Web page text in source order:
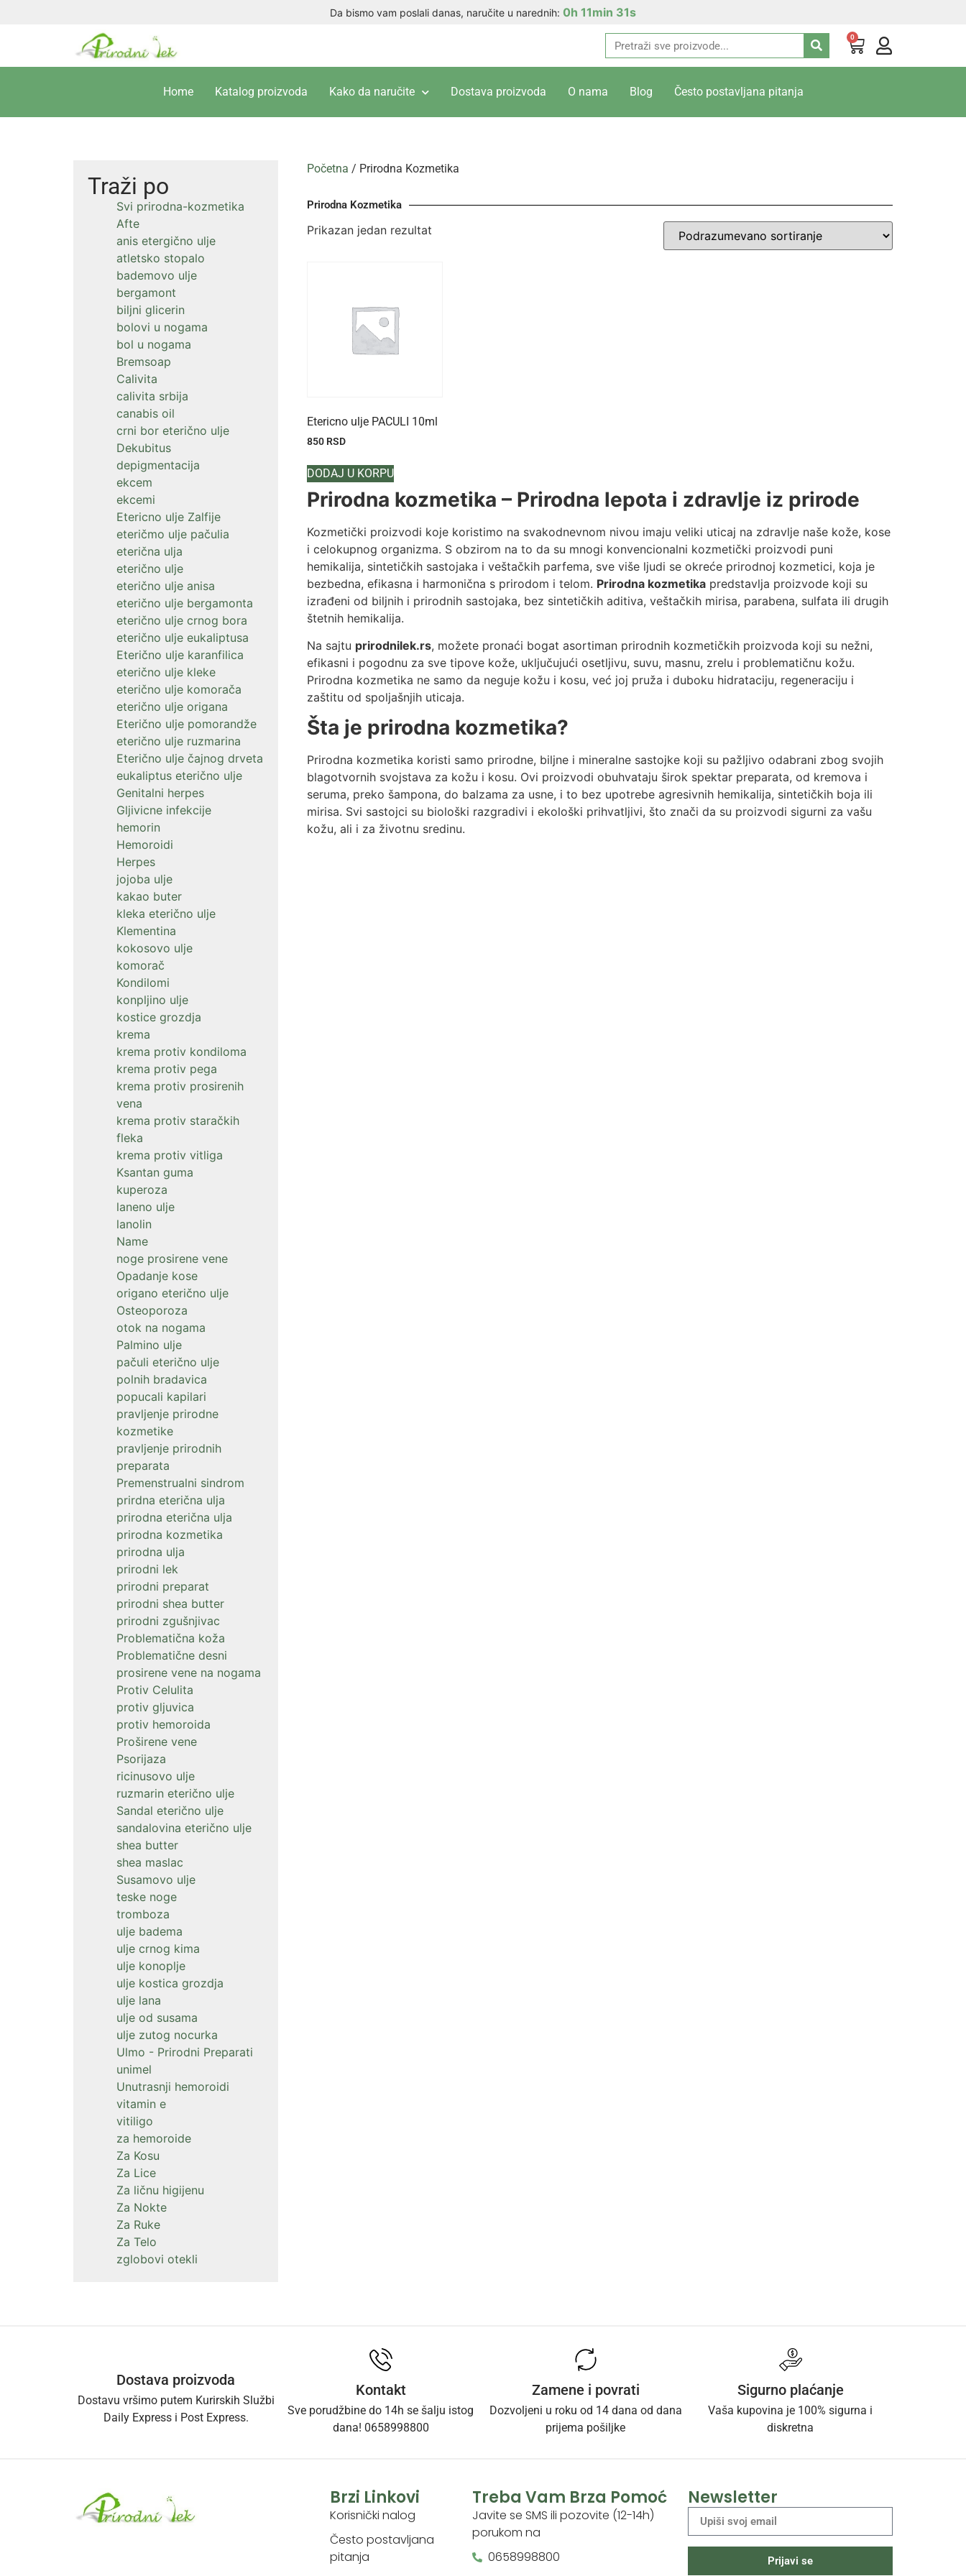
Da bismo vam poslali danas, naručite u narednih: 0h 11min 31s
0
Home Katalog proizvoda Kako da naručite Dostava proizvoda O nama Blog Često postavljana pitanja
Traži po
Svi prirodna-kozmetika
Afte
anis etergično ulje
atletsko stopalo
bademovo ulje
bergamont
biljni glicerin
bolovi u nogama
bol u nogama
Bremsoap
Calivita
calivita srbija
canabis oil
crni bor eterično ulje
Dekubitus
depigmentacija
ekcem
ekcemi
Etericno ulje Zalfije
eteričmo ulje pačulia
eterična ulja
eterično ulje
eterično ulje anisa
eterično ulje bergamonta
eterično ulje crnog bora
eterično ulje eukaliptusa
Eterično ulje karanfilica
eterično ulje kleke
eterično ulje komorača
eterično ulje origana
Eterično ulje pomorandže
eterično ulje ruzmarina
Eterično ulje čajnog drveta
eukaliptus eterično ulje
Genitalni herpes
Gljivicne infekcije
hemorin
Hemoroidi
Herpes
jojoba ulje
kakao buter
kleka eterično ulje
Klementina
kokosovo ulje
komorač
Kondilomi
konpljino ulje
kostice grozdja
krema
krema protiv kondiloma
krema protiv pega
krema protiv prosirenih
vena
krema protiv staračkih
fleka
krema protiv vitliga
Ksantan guma
kuperoza
laneno ulje
lanolin
Name
noge prosirene vene
Opadanje kose
origano eterično ulje
Osteoporoza
otok na nogama
Palmino ulje
pačuli eterično ulje
polnih bradavica
popucali kapilari
pravljenje prirodne
kozmetike
pravljenje prirodnih
preparata
Premenstrualni sindrom
prirdna eterična ulja
prirodna eterična ulja
prirodna kozmetika
prirodna ulja
prirodni lek
prirodni preparat
prirodni shea butter
prirodni zgušnjivac
Problematična koža
Problematične desni
prosirene vene na nogama
Protiv Celulita
protiv gljuvica
protiv hemoroida
Proširene vene
Psorijaza
ricinusovo ulje
ruzmarin eterično ulje
Sandal eterično ulje
sandalovina eterično ulje
shea butter
shea maslac
Susamovo ulje
teske noge
tromboza
ulje badema
ulje crnog kima
ulje konoplje
ulje kostica grozdja
ulje lana
ulje od susama
ulje zutog nocurka
Ulmo - Prirodni Preparati
unimel
Unutrasnji hemoroidi
vitamin e
vitiligo
za hemoroide
Za Kosu
Za Lice
Za ličnu higijenu
Za Nokte
Za Ruke
Za Telo
zglobovi otekli
Početna / Prirodna Kozmetika
Prirodna Kozmetika
Prikazan jedan rezultat
Etericno ulje PACULI 10ml
850 RSD
DODAJ U KORPU
Prirodna kozmetika – Prirodna lepota i zdravlje iz prirode
Kozmetički proizvodi koje koristimo na svakodnevnom nivou imaju veliki uticaj na zdravlje naše kože, kose
i celokupnog organizma. S obzirom na to da su mnogi konvencionalni kozmetički proizvodi puni
hemikalija, sintetičkih sastojaka i veštačkih parfema, sve više ljudi se okreće prirodnoj kozmetici, koja je
bezbedna, efikasna i harmonična s prirodom i telom. Prirodna kozmetika predstavlja proizvode koji su
izrađeni od biljnih i prirodnih sastojaka, bez sintetičkih aditiva, veštačkih mirisa, parabena, sulfata ili drugih
štetnih hemikalija.
Na sajtu prirodnilek.rs, možete pronaći bogat asortiman prirodnih kozmetičkih proizvoda koji su nežni,
efikasni i pogodnu za sve tipove kože, uključujući osetljivu, suvu, masnu, zrelu i problematičnu kožu.
Prirodna kozmetika ne samo da neguje kožu i kosu, već joj pruža i duboku hidrataciju, regeneraciju i
zaštitu od spoljašnjih uticaja.
Šta je prirodna kozmetika?
Prirodna kozmetika koristi samo prirodne, biljne i mineralne sastojke koji su pažljivo odabrani zbog svojih
blagotvornih svojstava za kožu i kosu. Ovi proizvodi obuhvataju širok spektar preparata, od kremova i
seruma, preko šampona, do balzama za usne, i to bez upotrebe agresivnih hemikalija, sintetičkih boja ili
mirisa. Svi sastojci su biološki razgradivi i ekološki prihvatljivi, što znači da su proizvodi sigurni za vašu
kožu, ali i za životnu sredinu.
Dostava proizvoda
Dostavu vršimo putem Kurirskih Službi
Daily Express i Post Express.
Kontakt
Sve porudžbine do 14h se šalju istog
dana! 0658998800
Zamene i povrati
Dozvoljeni u roku od 14 dana od dana
prijema pošiljke
Sigurno plaćanje
Vaša kupovina je 100% sigurna i
diskretna
Brzi Linkovi
Korisnički nalog
Često postavljana
pitanja
Treba Vam Brza Pomoć
Javite se SMS ili pozovite (12-14h)
porukom na
0658998800
Newsletter
Prijavi se